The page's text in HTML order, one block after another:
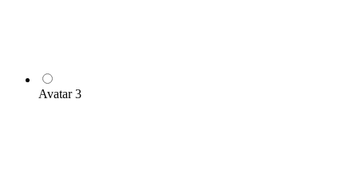
Avatar 3